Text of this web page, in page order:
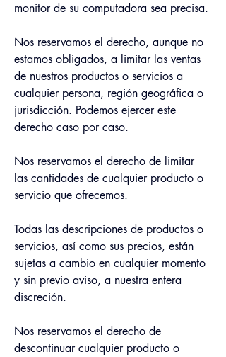
monitor de su computadora sea precisa.
Nos reservamos el derecho, aunque no
estamos obligados, a limitar las ventas
de nuestros productos o servicios a
cualquier persona, región geográfica o
jurisdicción. Podemos ejercer este
derecho caso por caso.
Nos reservamos el derecho de limitar
las cantidades de cualquier producto o
servicio que ofrecemos.
Todas las descripciones de productos o
servicios, así como sus precios, están
sujetas a cambio en cualquier momento
y sin previo aviso, a nuestra entera
discreción.
Nos reservamos el derecho de
descontinuar cualquier producto o